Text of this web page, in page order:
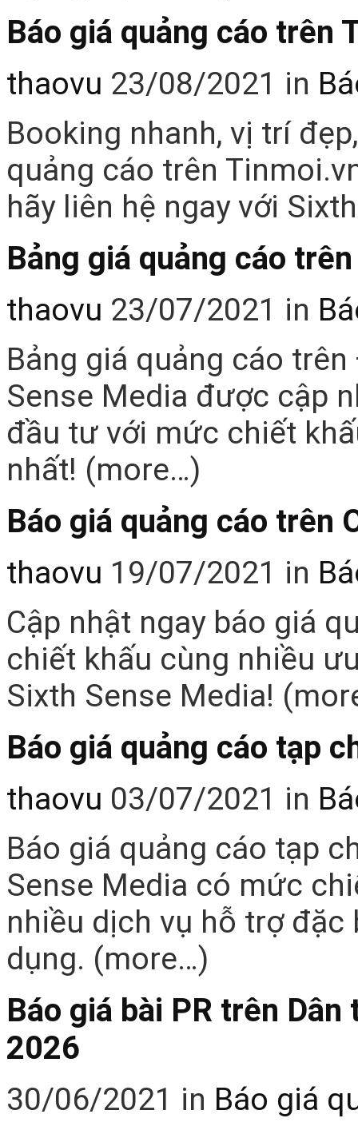
Báo giá quảng cáo trên
thaovu 23/08/2021 in
Booking nhanh, vị trí
quảng cáo trên
hãy liên hệ ngay với
Bảng giá quảng cáo
thaovu 23/07/2021 in
Bảng giá quảng cáo
Sense Media được cập
đầu tư với mức chiết
nhất! (more…)
Báo giá quảng cáo trên
thaovu 19/07/2021 in
Cập nhật ngay báo giá
chiết khấu cùng nhiều
Sixth Sense Media!
Báo giá quảng cáo tạp
thaovu 03/07/2021 in
Báo giá quảng cáo tạp
Sense Media có mức
nhiều dịch vụ hỗ trợ
dụng. (more…)
Báo giá bài PR trên
2026
30/06/2021 in Báo giá